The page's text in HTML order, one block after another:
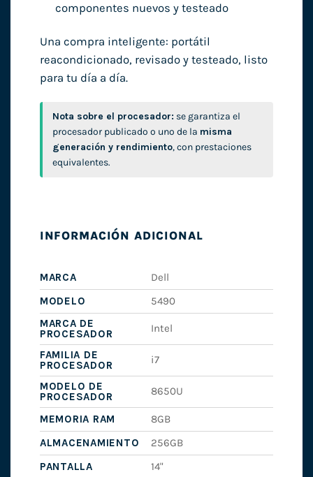
componentes nuevos y testeado
Una compra inteligente: portátil
reacondicionado, revisado y testeado, listo
para tu día a día.
Nota sobre el procesador: se garantiza el
procesador publicado o uno de la misma
generación y rendimiento, con prestaciones
equivalentes.
INFORMACIÓN ADICIONAL
MARCA
Dell
MODELO
5490
MARCA DE
PROCESADOR
Intel
FAMILIA DE
PROCESADOR
i7
MODELO DE
PROCESADOR
8650U
MEMORIA RAM
8GB
ALMACENAMIENTO
256GB
PANTALLA
14"